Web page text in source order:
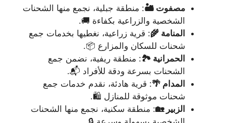
مصفوت 🏜️: منطقة جبلية، نجمع منها الشحنات
الشخصية والزراعية بكفاءة 🚚.
المنامة 🌾: قرية زراعية، نغطيها بخدمات جمع
شحنات للسكان والمزارع 📦.
الحمرانية 🏞️: منطقة ريفية، نضمن جمع
الشحنات بسرعة ودقة للأفراد 📬.
المدام 🌴: قرية هادئة، نقدم خدمات جمع
شحنات موثوقة للمنازل 🛍️.
الزبير 🏡: منطقة سكنية، نجمع منها الشحنات